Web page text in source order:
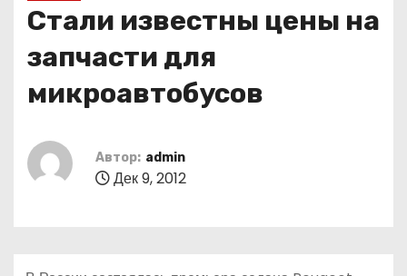
Стали известны цены на
запчасти для
микроавтобусов
Автор: admin
Дек 9, 2012